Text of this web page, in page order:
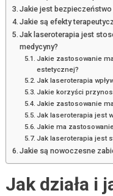
Jakie jest
Jakie są efekty
Jak laseroterapia jest
medycyny?
Jakie zastosowanie
estetycznej?
Jak laseroterapia
Jakie korzyści
Jakie zastosowanie
Jak laseroterapia jest
Jakie ma
Jak laseroterapia jest
Jakie są nowoczesne
Jak działa i